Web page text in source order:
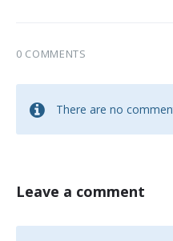
0 COMMENTS
There are no
Leave a comment